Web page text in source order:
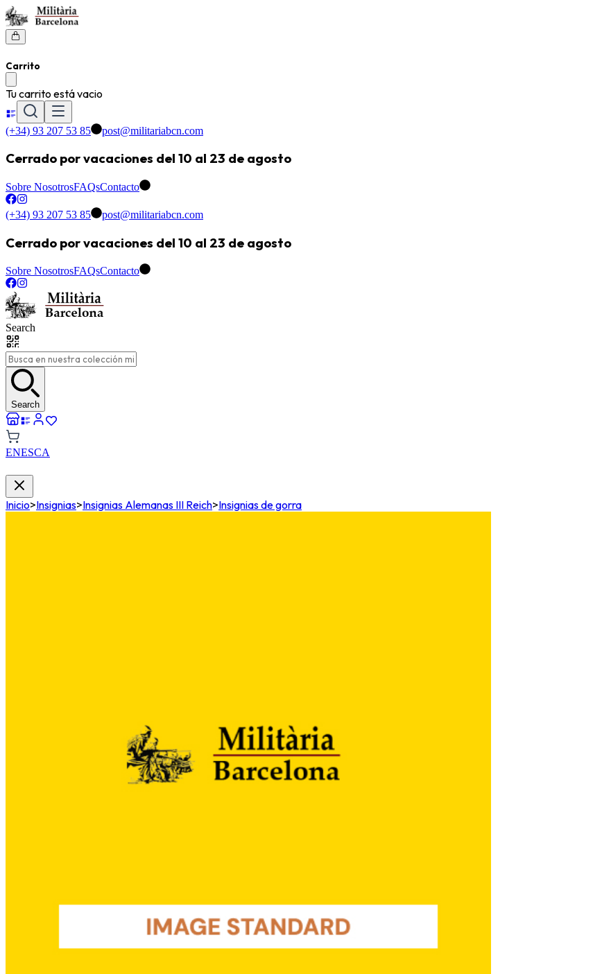
Carrito
Tu carrito está vacio
(+34) 93 207 53 85 post@militariabcn.com
Cerrado por vacaciones del 10 al 23 de agosto
Sobre NosotrosFAQsContacto
(+34) 93 207 53 85 post@militariabcn.com
Cerrado por vacaciones del 10 al 23 de agosto
Sobre NosotrosFAQsContacto
Search
Search
ENESCA
Inicio>Insignias>Insignias Alemanas III Reich>Insignias de gorra